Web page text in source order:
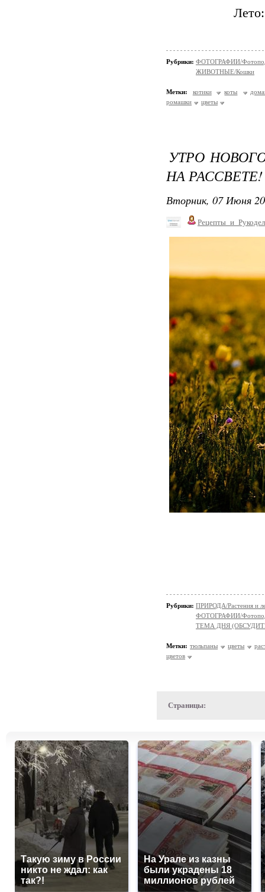
Рубрики: ФОТОГРАФИИ/
ЖИВОТНЫЕ/Кошки
Метки: котики коты
ромашки
цветы
УТРО
НА РАССВЕТЕ!
Вторник, 07 Июня
Рубрики: ПРИРОДА/Растения и
ФОТОГРАФИИ/
ТЕМА ДНЯ
Метки: тюльпаны цветы
цветов
Страницы:
Такую зиму в России
никто не ждал: как
так?!
На Урале из казны
были украдены 18
миллионов рублей